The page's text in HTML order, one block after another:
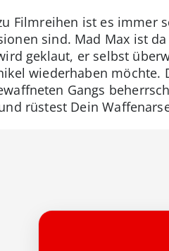
Filmreihen ist es immer
sind. Mad Max ist
geklaut, er selbst
wiederhaben
Gangs
rüstest Dein